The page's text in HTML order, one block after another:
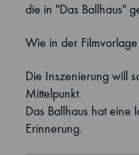
die in "Das Ballhaus"
Wie in der
Die Inszenierung will
Mittelpunkt.
Das Ballhaus hat eine
Erinnerung.